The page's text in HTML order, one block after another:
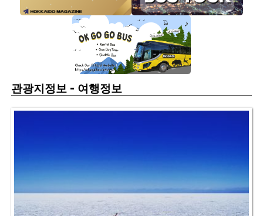
관광지정보- 여행정보